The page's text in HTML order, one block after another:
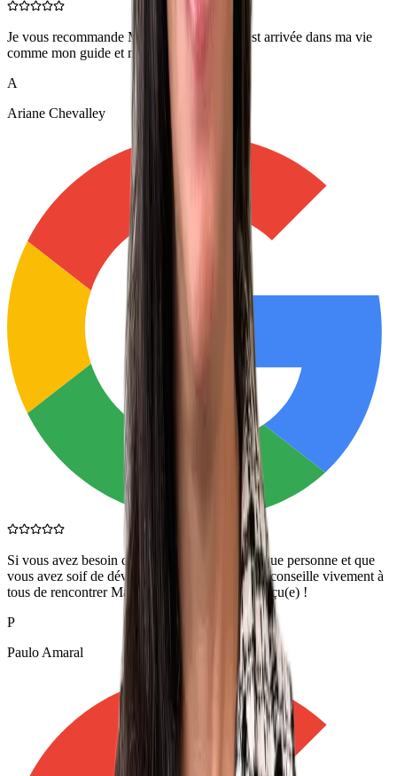
Je vous recommande MC-TERRA, Marta est arrivée dans ma vie
comme mon guide et mon ange.
A
Ariane Chevalley
Si vous avez besoin de vous retrouver en tant que personne et que
vous avez soif de développement personnel, je conseille vivement à
tous de rencontrer Marta ! Vous ne serez pas déçu(e) !
P
Paulo Amaral